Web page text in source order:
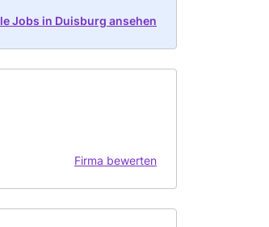
Jobs in Duisburg ansehen
Firma bewerten